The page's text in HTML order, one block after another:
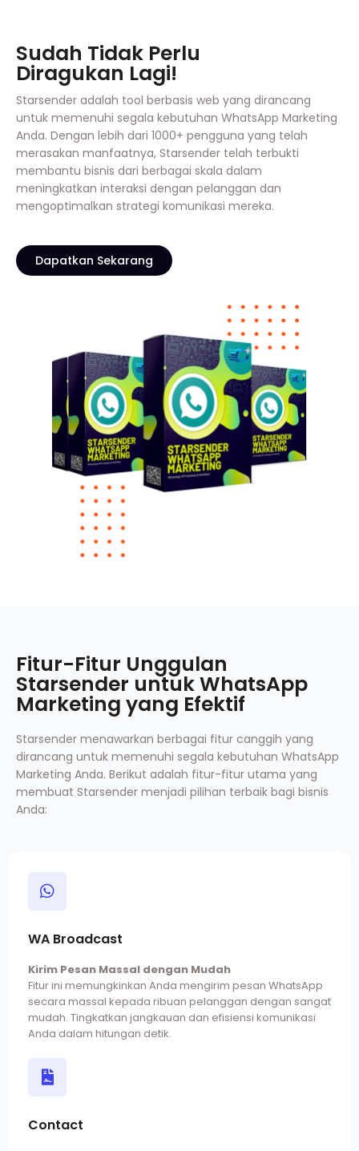
Sudah Tidak Perlu
Diragukan Lagi!
Starsender adalah tool berbasis web yang dirancang
untuk memenuhi segala kebutuhan WhatsApp Marketing
Anda. Dengan lebih dari 1000+ pengguna yang telah
merasakan manfaatnya, Starsender telah terbukti
membantu bisnis dari berbagai skala dalam
meningkatkan interaksi dengan pelanggan dan
mengoptimalkan strategi komunikasi mereka.
Dapatkan Sekarang
Fitur-Fitur Unggulan
Starsender untuk WhatsApp
Marketing yang Efektif
Starsender menawarkan berbagai fitur canggih yang
dirancang untuk memenuhi segala kebutuhan WhatsApp
Marketing Anda. Berikut adalah fitur-fitur utama yang
membuat Starsender menjadi pilihan terbaik bagi bisnis
Anda:
WA Broadcast
Kirim Pesan Massal dengan Mudah
Fitur ini memungkinkan Anda mengirim pesan WhatsApp
secara massal kepada ribuan pelanggan dengan sangat
mudah. Tingkatkan jangkauan dan efisiensi komunikasi
Anda dalam hitungan detik.
Contact